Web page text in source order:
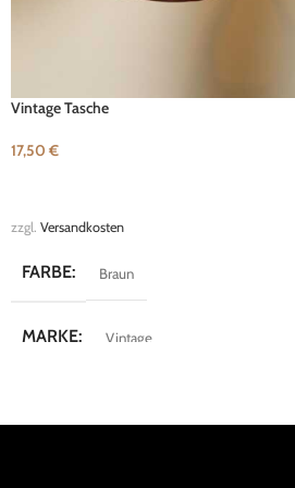
Vintage Tasche
17,50 €
zzgl. Versandkosten
FARBE Braun
MARKE Vintage